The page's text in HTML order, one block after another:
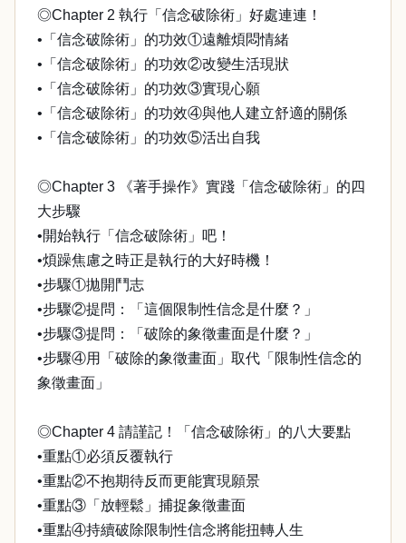
◎Chapter 2 執行「信念破除術」好處連連！
•「信念破除術」的功效①遠離煩悶情緒
•「信念破除術」的功效②改變生活現狀
•「信念破除術」的功效③實現心願
•「信念破除術」的功效④與他人建立舒適的關係
•「信念破除術」的功效⑤活出自我
◎Chapter 3 《著手操作》實踐「信念破除術」的四
大步驟
•開始執行「信念破除術」吧！
•煩躁焦慮之時正是執行的大好時機！
•步驟①拋開鬥志
•步驟②提問：「這個限制性信念是什麼？」
•步驟③提問：「破除的象徵畫面是什麼？」
•步驟④用「破除的象徵畫面」取代「限制性信念的
象徵畫面」
◎Chapter 4 請謹記！「信念破除術」的八大要點
•重點①必須反覆執行
•重點②不抱期待反而更能實現願景
•重點③「放輕鬆」捕捉象徵畫面
•重點④持續破除限制性信念將能扭轉人生